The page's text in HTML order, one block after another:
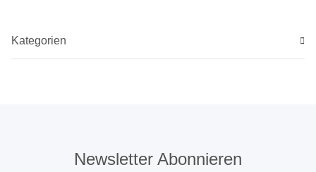
Kategorien
Newsletter Abonnieren